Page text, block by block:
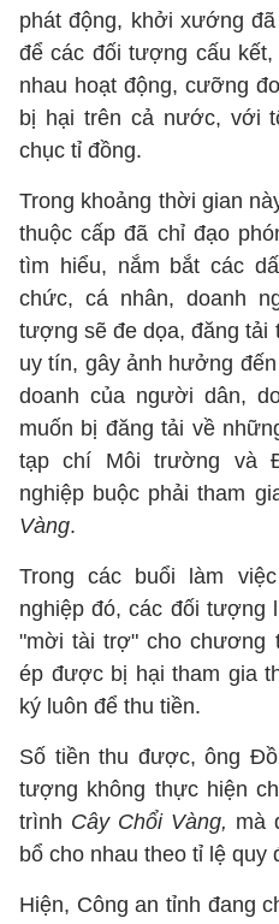
phát động, khởi xướng
để các đối tượng cấu
nhau hoạt động, cưỡng
bị hại trên cả nước, với
chục tỉ đồng.
Trong khoảng thời gian
thuộc cấp đã chỉ đạo
tìm hiểu, nắm bắt các
chức, cá nhân, doanh
tượng sẽ đe dọa, đăng tải
uy tín, gây ảnh hưởng
doanh của người dân,
muốn bị đăng tải về
tạp chí Môi trường và
nghiệp buộc phải tham
Vàng.
Trong các buổi làm
nghiệp đó, các đối tượng
"mời tài trợ" cho chương
ép được bị hại tham gia
ký luôn để thu tiền.
Số tiền thu được, ông
tượng không thực hiện
trình Cây Chổi Vàng, mà
bổ cho nhau theo tỉ lệ quy
Hiện, Công an tỉnh đang